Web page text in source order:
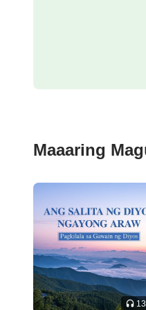
paghahangad ay
laban sa
mangyayari na
—Ang Salita, Vol. I.
Maaaring